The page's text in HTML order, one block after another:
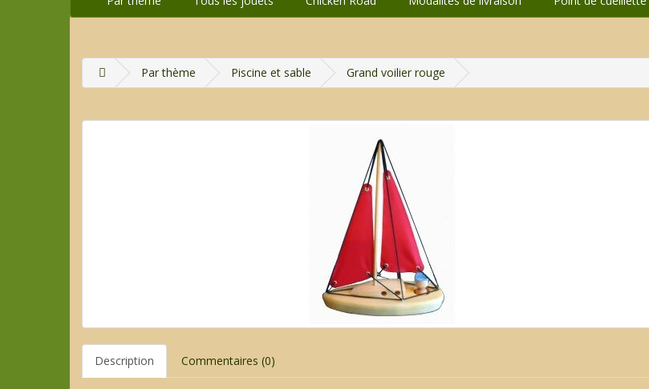
Par thème Piscine et sable Grand voilier rouge
Description Commentaires (0)